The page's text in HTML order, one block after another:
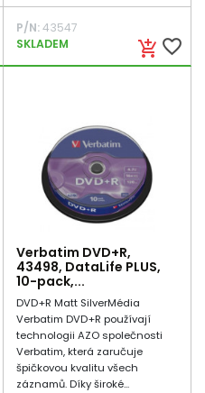
add_shopping_cart favorite_border
P/N:43547
SKLADEM
Verbatim DVD+R,
43498, DataLife PLUS,
10-pack,...
DVD+R Matt SilverMédia
Verbatim DVD+R používají
technologii AZO společnosti
Verbatim, která zaručuje
špičkovou kvalitu všech
záznamů. Díky široké...